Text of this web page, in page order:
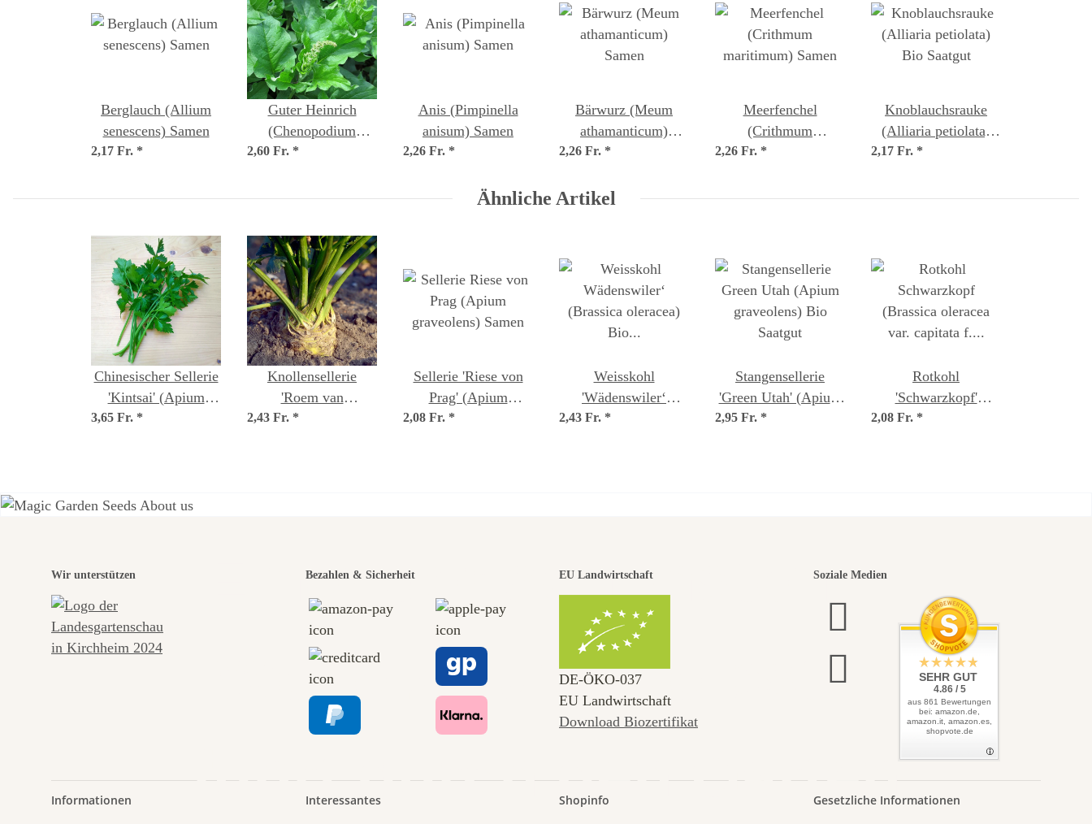
Berglauch (Allium
senescens) Samen
2,17 Fr. *
Guter Heinrich
(Chenopodium
bonus-henricus) Bio
2,60 Fr. *
Anis (Pimpinella
anisum) Samen
2,26 Fr. *
Bärwurz (Meum
athamanticum)
Samen
2,26 Fr. *
Meerfenchel
(Crithmum
maritimum) Samen
2,26 Fr. *
Knoblauchsrauke
(Alliaria petiolata)
Bio Saatgut
2,17 Fr. *
Ähnliche Artikel
Chinesischer Sellerie
'Kintsai' (Apium
graveolens) Samen
3,65 Fr. *
Knollensellerie
'Roem van
Zwijndrecht' (Apium
2,43 Fr. *
Sellerie 'Riese von
Prag' (Apium
graveolens) Samen
2,08 Fr. *
Weisskohl
'Wädenswiler‘
(Brassica oleracea)
2,43 Fr. *
Stangensellerie
'Green Utah' (Apium
graveolens) Bio
2,95 Fr. *
Rotkohl
'Schwarzkopf'
(Brassica oleracea
2,08 Fr. *
Einer der schönsten
Wege zu uns selbst
führt durch den Garten
Wir unterstützen Bezahlen & Sicherheit EU Landwirtschaft
DE‑ÖKO‑037
EU Landwirtschaft
Download Biozertifikat
Soziale Medien
SEHR GUT
4.86 / 5
aus 861 Bewertungen
bei: amazon.de,
amazon.it, amazon.es,
shopvote.de
Informationen Interessantes Shopinfo Gesetzliche Informationen